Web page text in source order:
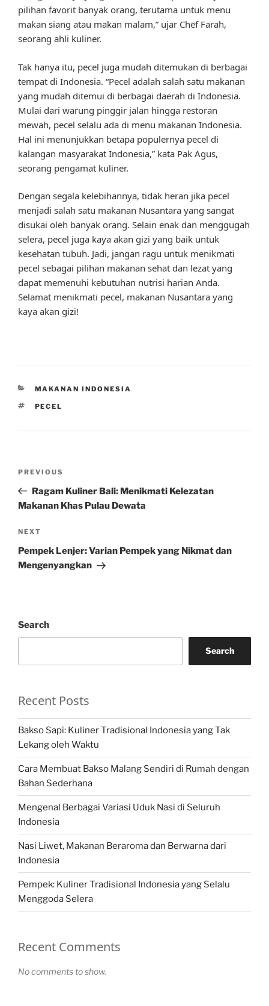
pilihan favorit banyak orang, terutama untuk menu
makan siang atau makan malam,” ujar Chef Farah,
seorang ahli kuliner.
Tak hanya itu, pecel juga mudah ditemukan di berbagai
tempat di Indonesia. “Pecel adalah salah satu makanan
yang mudah ditemui di berbagai daerah di Indonesia.
Mulai dari warung pinggir jalan hingga restoran
mewah, pecel selalu ada di menu makanan Indonesia.
Hal ini menunjukkan betapa populernya pecel di
kalangan masyarakat Indonesia,” kata Pak Agus,
seorang pengamat kuliner.
Dengan segala kelebihannya, tidak heran jika pecel
menjadi salah satu makanan Nusantara yang sangat
disukai oleh banyak orang. Selain enak dan menggugah
selera, pecel juga kaya akan gizi yang baik untuk
kesehatan tubuh. Jadi, jangan ragu untuk menikmati
pecel sebagai pilihan makanan sehat dan lezat yang
dapat memenuhi kebutuhan nutrisi harian Anda.
Selamat menikmati pecel, makanan Nusantara yang
kaya akan gizi!
CATEGORIES
MAKANAN INDONESIA
TAGS
PECEL
Previous
Post
PREVIOUS
Ragam Kuliner Bali: Menikmati Kelezatan
Makanan Khas Pulau Dewata
Next
Post
NEXT
Pempek Lenjer: Varian Pempek yang Nikmat dan
Mengenyangkan
Search
Search
Recent Posts
Bakso Sapi: Kuliner Tradisional Indonesia yang Tak
Lekang oleh Waktu
Cara Membuat Bakso Malang Sendiri di Rumah dengan
Bahan Sederhana
Mengenal Berbagai Variasi Uduk Nasi di Seluruh
Indonesia
Nasi Liwet, Makanan Beraroma dan Berwarna dari
Indonesia
Pempek: Kuliner Tradisional Indonesia yang Selalu
Menggoda Selera
Recent Comments
No comments to show.